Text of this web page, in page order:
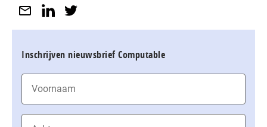
Inschrijven nieuwsbrief Computable